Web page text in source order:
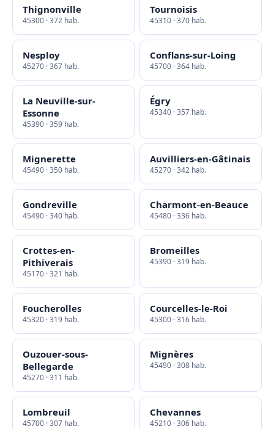
Thignonville
45300 · 372 hab.
Tournoisis
45310 · 370 hab.
Nesploy
45270 · 367 hab.
Conflans-sur-Loing
45700 · 364 hab.
La Neuville-sur-
Essonne
45390 · 359 hab.
Égry
45340 · 357 hab.
Mignerette
45490 · 350 hab.
Auvilliers-en-Gâtinais
45270 · 342 hab.
Gondreville
45490 · 340 hab.
Charmont-en-Beauce
45480 · 336 hab.
Crottes-en-
Pithiverais
45170 · 321 hab.
Bromeilles
45390 · 319 hab.
Foucherolles
45320 · 319 hab.
Courcelles-le-Roi
45300 · 316 hab.
Ouzouer-sous-
Bellegarde
45270 · 311 hab.
Mignères
45490 · 308 hab.
Lombreuil
45700 · 307 hab.
Chevannes
45210 · 306 hab.